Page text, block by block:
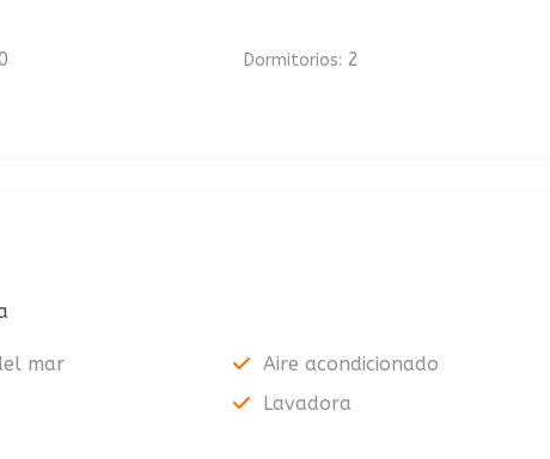
Dormitorios: 2
mar
Aire acondicionado
Lavadora